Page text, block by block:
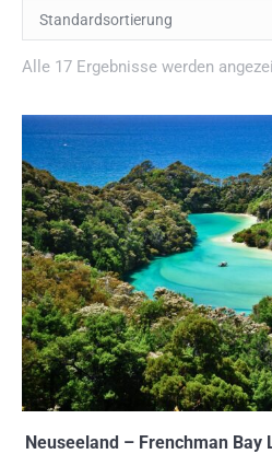
Alle 17 Ergebnisse werden
Neuseeland – Frenchman Bay